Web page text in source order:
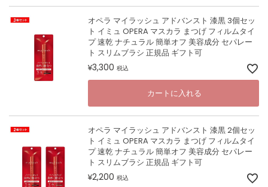
オペラ マイラッシュ アドバンスト 漆黒 3個セッ
ト イミュ OPERA マスカラ まつげ フィルムタイ
プ 速乾 ナチュラル 簡単オフ 美容成分 セパレー
ト スリムブラシ 正規品 ギフト可
¥3,300 税込
カートに入れる
オペラ マイラッシュ アドバンスト 漆黒 2個セッ
ト イミュ OPERA マスカラ まつげ フィルムタイ
プ 速乾 ナチュラル 簡単オフ 美容成分 セパレー
ト スリムブラシ 正規品 ギフト可
¥2,200 税込